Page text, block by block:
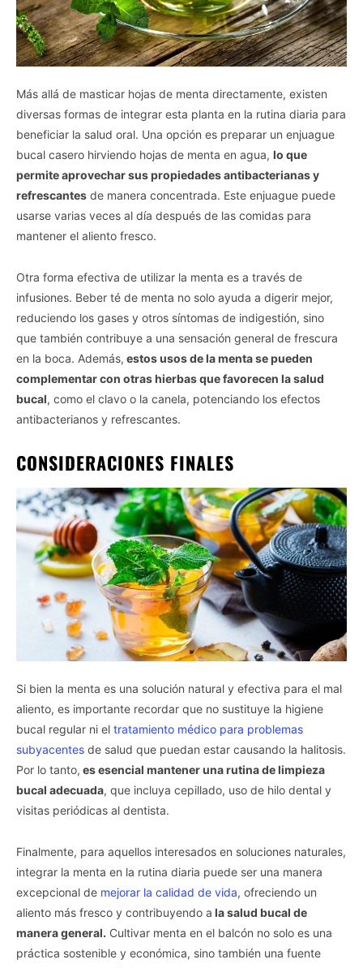
Más allá de masticar hojas de menta directamente, existen
diversas formas de integrar esta planta en la rutina diaria para
beneficiar la salud oral. Una opción es preparar un enjuague
bucal casero hirviendo hojas de menta en agua, lo que
permite aprovechar sus propiedades antibacterianas y
refrescantes de manera concentrada. Este enjuague puede
usarse varias veces al día después de las comidas para
mantener el aliento fresco.
Otra forma efectiva de utilizar la menta es a través de
infusiones. Beber té de menta no solo ayuda a digerir mejor,
reduciendo los gases y otros síntomas de indigestión, sino
que también contribuye a una sensación general de frescura
en la boca. Además, estos usos de la menta se pueden
complementar con otras hierbas que favorecen la salud
bucal, como el clavo o la canela, potenciando los efectos
antibacterianos y refrescantes.
CONSIDERACIONES FINALES
Si bien la menta es una solución natural y efectiva para el mal
aliento, es importante recordar que no sustituye la higiene
bucal regular ni el tratamiento médico para problemas
subyacentes de salud que puedan estar causando la halitosis.
Por lo tanto, es esencial mantener una rutina de limpieza
bucal adecuada, que incluya cepillado, uso de hilo dental y
visitas periódicas al dentista.
Finalmente, para aquellos interesados en soluciones naturales,
integrar la menta en la rutina diaria puede ser una manera
excepcional de mejorar la calidad de vida, ofreciendo un
aliento más fresco y contribuyendo a la salud bucal de
manera general. Cultivar menta en el balcón no solo es una
práctica sostenible y económica, sino también una fuente